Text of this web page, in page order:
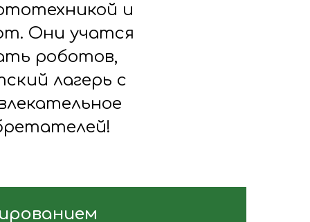
и
Они учатся
роботов,
лагерь с